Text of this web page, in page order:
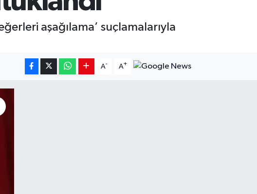
aşağılama’ suçlamalarıyla
A- A+